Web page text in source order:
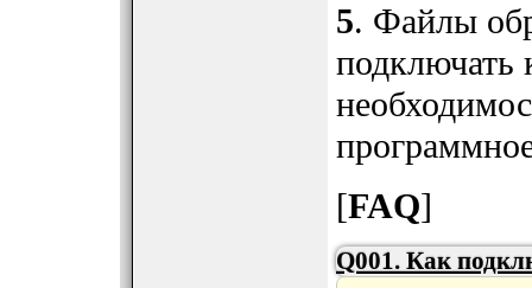
5. Файлы
[FAQ]
Q001. Как